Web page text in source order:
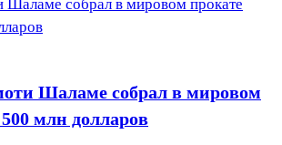
Шаламе собрал в мировом прокате
Шаламе собрал в мировом
млн долларов